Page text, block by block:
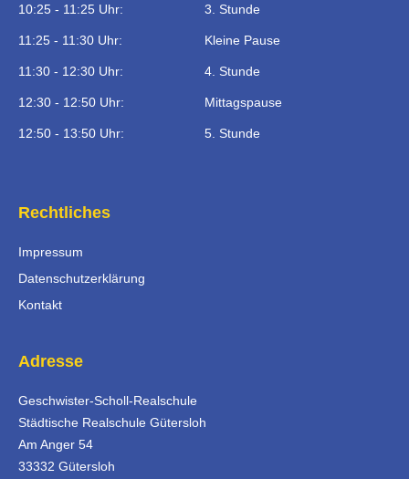
10:25 - 11:25 Uhr: 3. Stunde
11:25 - 11:30 Uhr: Kleine Pause
11:30 - 12:30 Uhr: 4. Stunde
12:30 - 12:50 Uhr: Mittagspause
12:50 - 13:50 Uhr: 5. Stunde
Rechtliches
Impressum
Datenschutzerklärung
Kontakt
Adresse
Geschwister-Scholl-Realschule
Städtische Realschule Gütersloh
Am Anger 54
33332 Gütersloh